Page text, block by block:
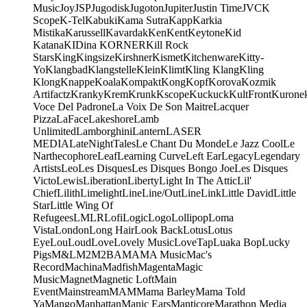
MusicJoyJSPJugodiskJugotonJupiterJustin TimeJVCK
ScopeK-TelKabukiKama SutraKappKarkia
MistikaKarussellKavardakKenKentKeytoneKid
KatanaKIDina KORNERKill Rock
StarsKingKingsizeKirshnerKismetKitchenwareKitty-
YoKlangbadKlangstelleKleinKlimtKling KlangKling
KlongKnappeKoalaKompaktKongKopfKorovaKozmik
ArtifactzKrankyKremKrunkKscopeKuckuckKultFront
Voce Del PadroneLa Voix De Son MaitreLacquer
PizzaLaFaceLakeshoreLamb
UnlimitedLamborghiniLanternLASER
MEDIALateNightTalesLe Chant Du MondeLe Jazz CoolLe
NarthecophoreLeafLearning CurveLeft EarLegacyLegendary
ArtistsLeoLes DisquesLes Disques Bongo JoeLes Disques
VictoLewisLiberationLibertyLight In The AtticLil'
ChiefLilithLimelightLineLine/OutLineLinkLittle DavidLittle
StarLittle Wing Of
RefugeesLMLRLofiLogicLogoLollipopLoma
VistaLondonLong HairLook BackLotusLotus
EyeLouLoudLoveLovely MusicLoveTapLuaka BopLucky
PigsM&LM2M2BAMAMA MusicMac's
RecordMachinaMadfishMagentaMagic
MusicMagnetMagnetic LoftMain
EventMainstreamMAMMama BarleyMama Told
YaMangoManhattanManic EarsManticoreMarathon Media